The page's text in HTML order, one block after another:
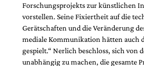
Forschungsprojekts zur künstlichen
vorstellen. Seine Fixiertheit auf die
Gerätschaften und die Veränderung
mediale Kommunikation hätten auch
gespielt.“ Nerlich beschloss, sich von
unabhängig zu machen, die gesamte